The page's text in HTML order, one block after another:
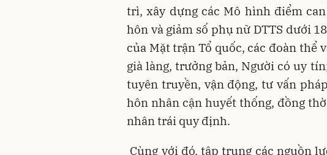
trì, xây dựng các Mô hình điểm
hôn và giảm số phụ nữ DTTS dưới
của Mặt trận Tổ quốc, các đoàn thể
già làng, trưởng bản, Người có uy
tuyên truyền, vận động, tư vấn
hôn nhân cận huyết thống, đồng
nhân trái quy định.
Cùng với đó, tập trung các nguồn